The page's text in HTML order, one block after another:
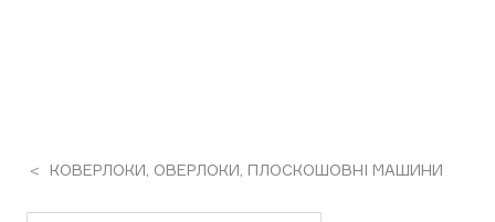
КОВЕРЛОКИ, ОВЕРЛОКИ, ПЛОСКОШОВНІ МАШИНИ